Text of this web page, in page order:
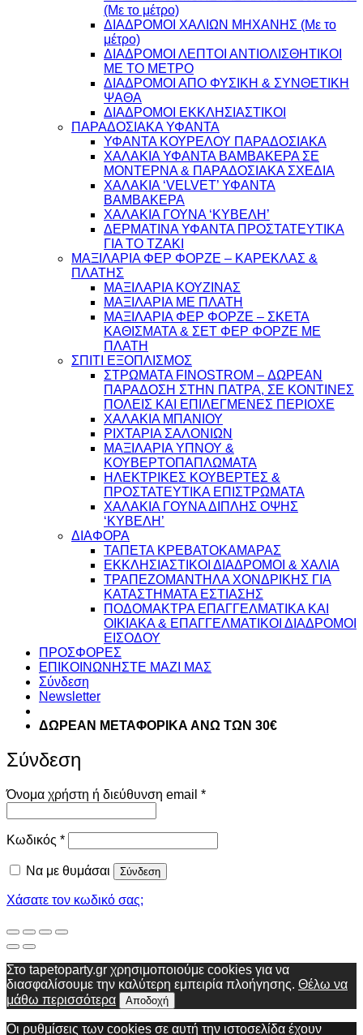
(Με το μέτρο)
ΔΙΑΔΡΟΜΟΙ ΧΑΛΙΩΝ ΜΗΧΑΝΗΣ (Με το
μέτρο)
ΔΙΑΔΡΟΜΟΙ ΛΕΠΤΟΙ ΑΝΤΙΟΛΙΣΘΗΤΙΚΟΙ
ΜΕ ΤΟ ΜΕΤΡΟ
ΔΙΑΔΡΟΜΟΙ ΑΠΟ ΦΥΣΙΚΗ & ΣΥΝΘΕΤΙΚΗ
ΨΑΘΑ
ΔΙΑΔΡΟΜΟΙ ΕΚΚΛΗΣΙΑΣΤΙΚΟΙ
ΠΑΡΑΔΟΣΙΑΚΑ ΥΦΑΝΤΑ
ΥΦΑΝΤΑ ΚΟΥΡΕΛΟΥ ΠΑΡΑΔΟΣΙΑΚΑ
ΧΑΛΑΚΙΑ ΥΦΑΝΤΑ ΒΑΜΒΑΚΕΡΑ ΣΕ
ΜΟΝΤΕΡΝΑ & ΠΑΡΑΔΟΣΙΑΚΑ ΣΧΕΔΙΑ
ΧΑΛΑΚΙΑ ‘VELVET’ ΥΦΑΝΤΑ
ΒΑΜΒΑΚΕΡΑ
ΧΑΛΑΚΙΑ ΓΟΥΝΑ ‘ΚΥΒΕΛΗ’
ΔΕΡΜΑΤΙΝΑ ΥΦΑΝΤΑ ΠΡΟΣΤΑΤΕΥΤΙΚΑ
ΓΙΑ ΤΟ ΤΖΑΚΙ
ΜΑΞΙΛΑΡΙΑ ΦΕΡ ΦΟΡΖΕ – ΚΑΡΕΚΛΑΣ &
ΠΛΑΤΗΣ
ΜΑΞΙΛΑΡΙΑ ΚΟΥΖΙΝΑΣ
ΜΑΞΙΛΑΡΙΑ ΜΕ ΠΛΑΤΗ
ΜΑΞΙΛΑΡΙΑ ΦΕΡ ΦΟΡΖΕ – ΣΚΕΤΑ
ΚΑΘΙΣΜΑΤΑ & ΣΕΤ ΦΕΡ ΦΟΡΖΕ ΜΕ
ΠΛΑΤΗ
ΣΠΙΤΙ ΕΞΟΠΛΙΣΜΟΣ
ΣΤΡΩΜΑΤΑ FINOSTROM – ΔΩΡΕΑΝ
ΠΑΡΑΔΟΣΗ ΣΤΗΝ ΠΑΤΡΑ, ΣΕ ΚΟΝΤΙΝΕΣ
ΠΟΛΕΙΣ ΚΑΙ ΕΠΙΛΕΓΜΕΝΕΣ ΠΕΡΙΟΧΕ
ΧΑΛΑΚΙΑ ΜΠΑΝΙΟΥ
ΡΙΧΤΑΡΙΑ ΣΑΛΟΝΙΩΝ
ΜΑΞΙΛΑΡΙΑ ΥΠΝΟΥ &
ΚΟΥΒΕΡΤΟΠΑΠΛΩΜΑΤΑ
ΗΛΕΚΤΡΙΚΕΣ ΚΟΥΒΕΡΤΕΣ &
ΠΡΟΣΤΑΤΕΥΤΙΚΑ ΕΠΙΣΤΡΩΜΑΤΑ
ΧΑΛΑΚΙΑ ΓΟΥΝΑ ΔΙΠΛΗΣ ΟΨΗΣ
‘ΚΥΒΕΛΗ’
ΔΙΑΦΟΡΑ
ΤΑΠΕΤΑ ΚΡΕΒΑΤΟΚΑΜΑΡΑΣ
ΕΚΚΛΗΣΙΑΣΤΙΚΟΙ ΔΙΑΔΡΟΜΟΙ & ΧΑΛΙΑ
ΤΡΑΠΕΖΟΜΑΝΤΗΛΑ ΧΟΝΔΡΙΚΗΣ ΓΙΑ
ΚΑΤΑΣΤΗΜΑΤΑ ΕΣΤΙΑΣΗΣ
ΠΟΔΟΜΑΚΤΡΑ ΕΠΑΓΓΕΛΜΑΤΙΚΑ ΚΑΙ
ΟΙΚΙΑΚΑ & ΕΠΑΓΓΕΛΜΑΤΙΚΟΙ ΔΙΑΔΡΟΜΟΙ
ΕΙΣΟΔΟΥ
ΠΡΟΣΦΟΡΕΣ
ΕΠΙΚΟΙΝΩΝΗΣΤΕ ΜΑΖΙ ΜΑΣ
Σύνδεση
Newsletter
ΔΩΡΕΑΝ ΜΕΤΑΦΟΡΙΚΑ ΑΝΩ ΤΩΝ 30€
Σύνδεση
Όνομα χρήστη ή διεύθυνση email *Απαιτείται
Κωδικός *Απαιτείται
Να με θυμάσαι Σύνδεση
Χάσατε τον κωδικό σας;
Στο tapetoparty.gr χρησιμοποιούμε cookies για να
διασφαλίσουμε την καλύτερη εμπειρία πλοήγησης. Θέλω να
μάθω περισσότερα
Αποδοχή
Οι ρυθμίσεις των cookies σε αυτή την ιστοσελίδα έχουν